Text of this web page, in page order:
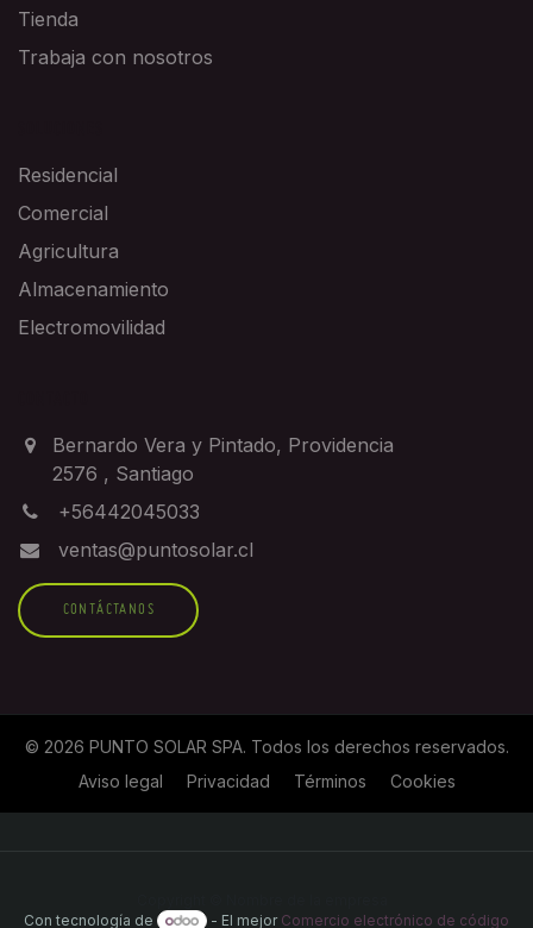
Tienda
Trabaja con nosotros
Residencial
Comercial
Agricultura
Almacenamiento
Electromovilidad
Bernardo Vera y Pintado, Providencia
2576 , Santiago
+56442045033
ventas@puntosolar.cl
CONTÁCTANOS
© 2026 PUNTO SOLAR SPA. Todos los derechos reservados.
Aviso legal
Privacidad Términos Cookies
Con tecnología de
- El mejor Comercio electrónico de código